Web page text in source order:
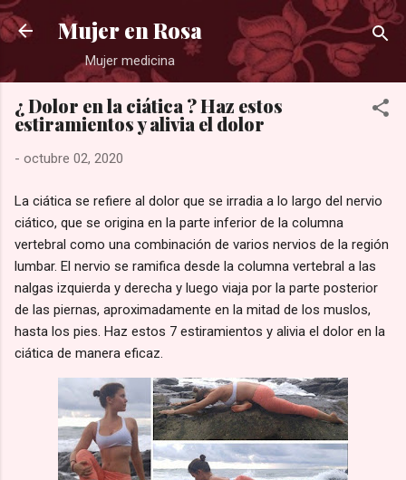
Ir al contenido principal
Mujer en Rosa
Mujer medicina
¿ Dolor en la ciática ? Haz estos
estiramientos y alivia el dolor
- octubre 02, 2020
La ciática se refiere al dolor que se irradia a lo largo del nervio
ciático, que se origina en la parte inferior de la columna
vertebral como una combinación de varios nervios de la región
lumbar. El nervio se ramifica desde la columna vertebral a las
nalgas izquierda y derecha y luego viaja por la parte posterior
de las piernas, aproximadamente en la mitad de los muslos,
hasta los pies. Haz estos 7 estiramientos y alivia el dolor en la
ciática de manera eficaz.